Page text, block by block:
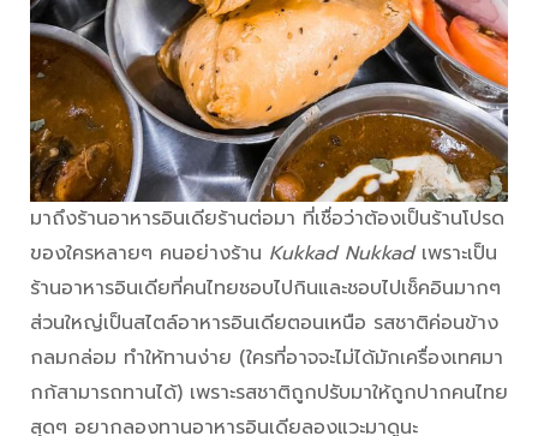
มาถึงร้านอาหารอินเดียร้านต่อมา ที่เชื่อว่าต้องเป็นร้านโปรด
ของใครหลายๆ คนอย่างร้าน Kukkad Nukkad เพราะเป็น
ร้านอาหารอินเดียที่คนไทยชอบไปกินและชอบไปเช็คอินมากๆ
ส่วนใหญ่เป็นสไตล์อาหารอินเดียตอนเหนือ รสชาติค่อนข้าง
กลมกล่อม ทำให้ทานง่าย (ใครที่อาจจะไม่ได้มักเครื่องเทศมา
กก้สามารถทานได้) เพราะรสชาติถูกปรับมาให้ถูกปากคนไทย
สุดๆ อยากลองทานอาหารอินเดียลองแวะมาดูนะ